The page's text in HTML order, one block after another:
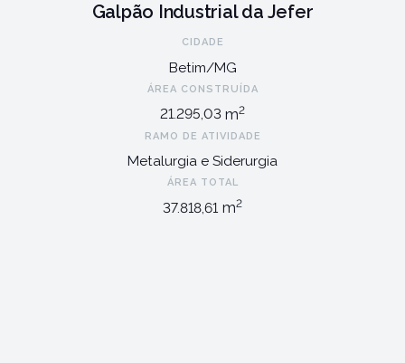
Galpão Industrial da Jefer
CIDADE
Betim/MG
ÁREA CONSTRUÍDA
21.295,03 m2
RAMO DE ATIVIDADE
Metalurgia e Siderurgia
ÁREA TOTAL
37.818,61 m2